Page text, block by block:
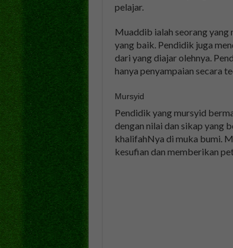
pelajar.
Muaddib ialah seorang yang
yang baik. Pendidik juga
dari yang diajar olehnya.
hanya penyampaian secara
Mursyid
Pendidik yang mursyid
dengan nilai dan sikap yang
khalifahNya di muka bumi.
kesufian dan memberikan